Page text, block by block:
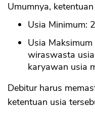
Umumnya,
Usia Minimum:
Usia
wiraswasta
karyawan usia
Debitur harus
ketentuan usia